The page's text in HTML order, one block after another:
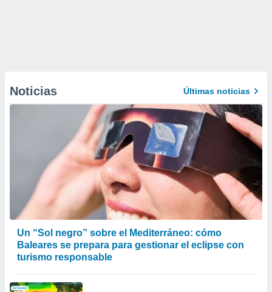
Noticias Últimas noticias
Un “Sol negro” sobre el Mediterráneo: cómo
Baleares se prepara para gestionar el eclipse con
turismo responsable